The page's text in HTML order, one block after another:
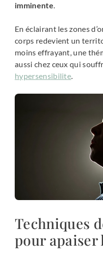
imminente.
En éclairant les zones
corps redevient un
moins effrayant, une
aussi chez ceux qui
hypersensibilite.
Techniques
pour apaiser